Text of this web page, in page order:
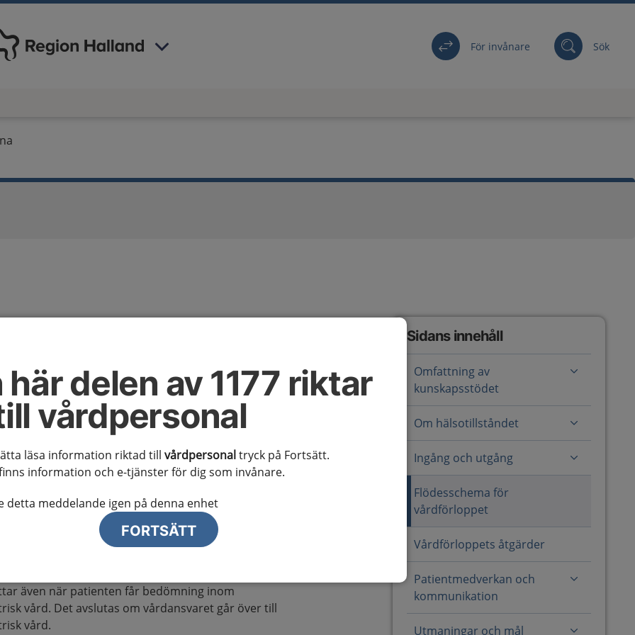
här delen av 1177 riktar
vårdpersonal
läsa information riktad till vårdpersonaltryck på Fortsätt.
information och e-tjänster för dig som invånare.
detta meddelande igen på denna enhet
FORTSÄTT
har valt regionHalland. För invånare Sök
hos vuxna
om depression hos en vuxen patient och
eller vid övertag av specialiserad psykiatrisk
återgår till primärvården för uppföljning efter
vuxna patienter med depression som handläggs i
om depression uppstår till dess att patienten
även när patienten får bedömning inom
vård. Det avslutas om vårdansvaret går över till
vård.
Sidans innehåll
Omfattning av
kunskapsstödet
Om hälsotillståndet
Ingång och utgång
Flödesschema för
vårdförloppet
Vårdförloppets åtgärder
Patientmedverkan och
kommunikation
Utmaningar och mål